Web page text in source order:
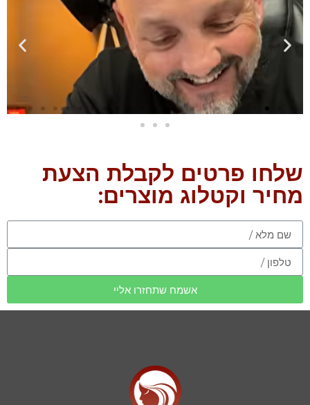
שלחו פרטים לקבלת הצעת
מחיר וקטלוג מוצרים:
אשמח שתחזרו אליי